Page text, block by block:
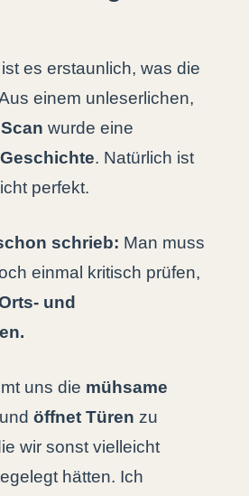
es erstaunlich, was die
einem unleserlichen,
wurde eine
. Natürlich ist
perfekt.
schrieb: Man muss
einmal kritisch prüfen,
und
uns die mühsame
öffnet Türen zu
wir sonst vielleicht
hätten. Ich